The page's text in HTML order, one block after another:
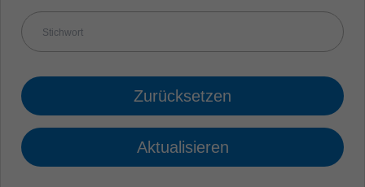
Zurücksetzen
Aktualisieren